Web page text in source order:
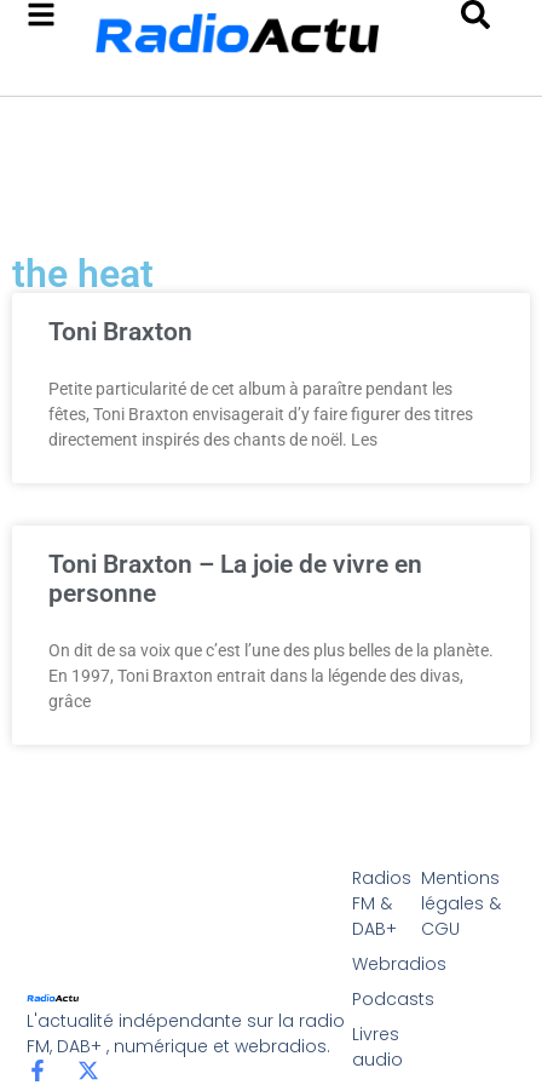
the heat
Toni Braxton
Petite particularité de cet album à paraître pendant les
fêtes, Toni Braxton envisagerait d’y faire figurer des titres
directement inspirés des chants de noël. Les
Toni Braxton – La joie de vivre en
personne
On dit de sa voix que c’est l’une des plus belles de la planète.
En 1997, Toni Braxton entrait dans la légende des divas,
grâce
L'actualité indépendante sur la radio
FM, DAB+ , numérique et webradios.
Radios
FM &
DAB+
Webradios
Podcasts
Livres
audio
Mentions
légales &
CGU